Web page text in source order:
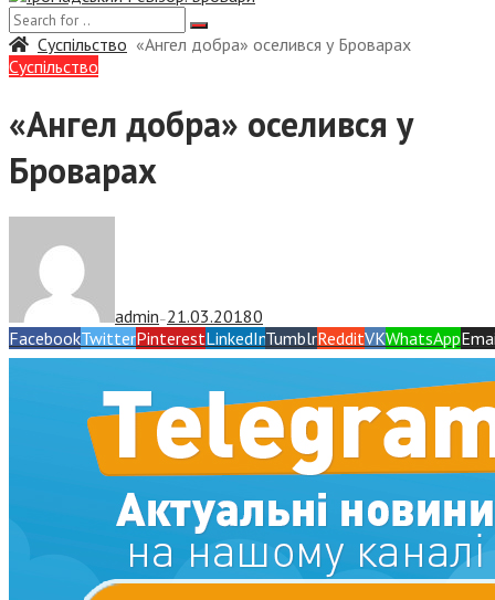
Суспiльство «Ангел добра» оселився у Броварах
Суспiльство
«Ангел добра» оселився у
Броварах
admin — 21.03.20180
FacebookTwitterPinterestLinkedInTumblrRedditVKWhatsApp